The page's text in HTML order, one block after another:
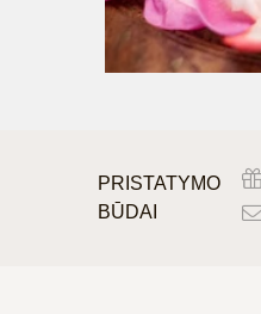
PRISTATYMO
BŪDAI